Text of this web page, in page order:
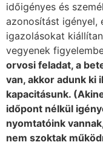
időigényes és
azonosítást igényel,
igazolásokat
vegyenek
orvosi feladat, a
van, akkor adunk ki
kapacitásunk.
időpont nélkül
nyomtatóink
nem szoktak